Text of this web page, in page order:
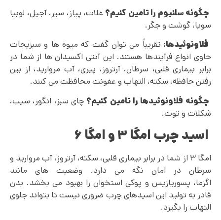
چگونه سلنیوم را تامین کنیم؟ غلات، پیاز، سیر، آجیل، لوبیا
سویا، گوشت و جگر.
فلاونوئیدها: تقریباً می‌ توان گفت که میوه ها و سبزیجات
حاوی انواع فرآیندها هستند. این آنتی اکسیدان ها از شما در
برابر بیماری قلبی، سرطان، آرتروز، پیری، آب مروارید، از بین
رفتن حافظه، سکته، التهاب و عفونت محافظت می کنند.
چگونه فلاونوئیدها را تامین کنیم؟ چای سبز، انگور، سیب،
شکلات و توت.
اسید چرب امگا ۳ و امگا ۶
امگا ۳ از شما در برابر بیماری قلبی، سکته، آرتروز، آب مروارید و
سرطان در امان نگه می دارد. وضعیت های مانند
اگزما، پسوریازیس و پوکی استخوان را بهبود می بخشد. بدن
قادر به تولید این اسیدهای چرب ضروری نیست تا بتواند جلوی
التهاب را بگیرد.